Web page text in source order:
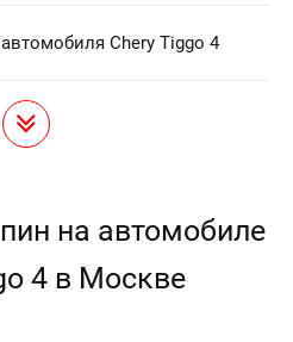
Chery Tiggo 4
на автомобиле
4 в Москве